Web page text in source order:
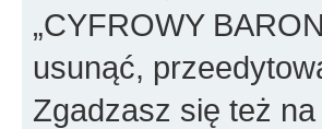
„CYFROWY
usunąć,
Zgadzasz się też